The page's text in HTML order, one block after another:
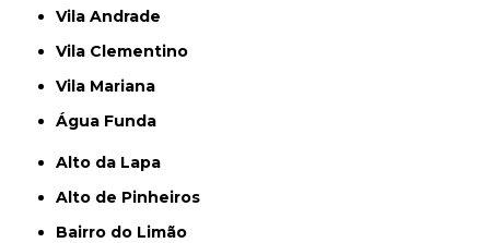
Vila Andrade
Vila Clementino
Vila Mariana
Água Funda
Alto da Lapa
Alto de Pinheiros
Bairro do Limão